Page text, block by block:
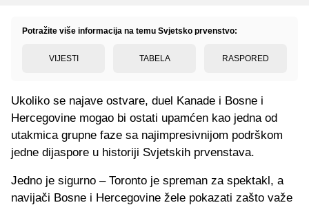
Potražite više informacija na temu Svjetsko prvenstvo:
VIJESTI TABELA RASPORED
Ukoliko se najave ostvare, duel Kanade i Bosne i
Hercegovine mogao bi ostati upamćen kao jedna od
utakmica grupne faze sa najimpresivnijom podrškom
jedne dijaspore u historiji Svjetskih prvenstava.
Jedno je sigurno – Toronto je spreman za spektakl, a
navijači Bosne i Hercegovine žele pokazati zašto važe